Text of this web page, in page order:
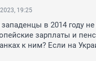
19:25
западенцы в 2014 году
зарплаты и
к ним? Если на